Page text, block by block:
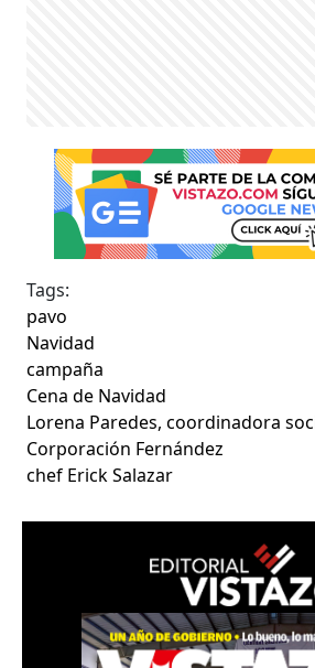
Tags:
pavo
Navidad
campaña
Cena de Navidad
Lorena Paredes, coordinadora
Corporación Fernández
chef Erick Salazar